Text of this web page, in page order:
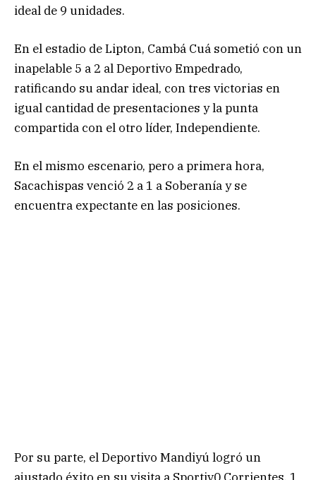
ideal de 9 unidades.
En el estadio de Lipton, Cambá Cuá sometió con un
inapelable 5 a 2 al Deportivo Empedrado,
ratificando su andar ideal, con tres victorias en
igual cantidad de presentaciones y la punta
compartida con el otro líder, Independiente.
En el mismo escenario, pero a primera hora,
Sacachispas venció 2 a 1 a Soberanía y se
encuentra expectante en las posiciones.
Por su parte, el Deportivo Mandiyú logró un
ajustado éxito en su visita a Sportiv0 Corrientes, 1